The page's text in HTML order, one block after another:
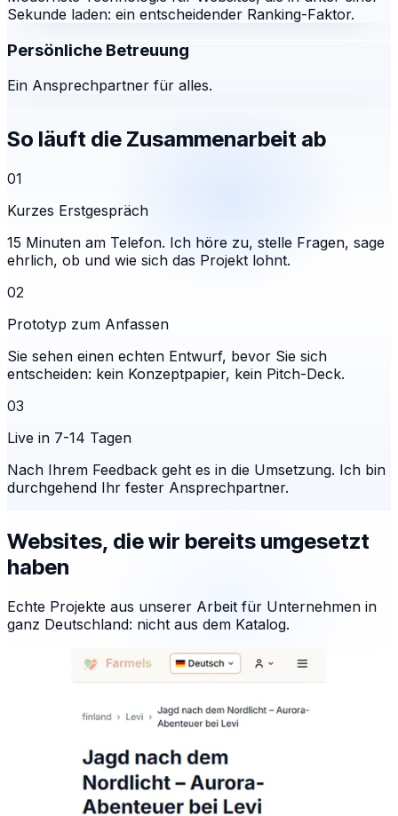
Sekunde laden: ein entscheidender Ranking-Faktor.
Persönliche Betreuung
Ein Ansprechpartner für alles.
So läuft die Zusammenarbeit ab
01
Kurzes Erstgespräch
15 Minuten am Telefon. Ich höre zu, stelle Fragen, sage
ehrlich, ob und wie sich das Projekt lohnt.
02
Prototyp zum Anfassen
Sie sehen einen echten Entwurf, bevor Sie sich
entscheiden: kein Konzeptpapier, kein Pitch-Deck.
03
Live in 7-14 Tagen
Nach Ihrem Feedback geht es in die Umsetzung. Ich bin
durchgehend Ihr fester Ansprechpartner.
Websites, die wir bereits umgesetzt
haben
Echte Projekte aus unserer Arbeit für Unternehmen in
ganz Deutschland: nicht aus dem Katalog.